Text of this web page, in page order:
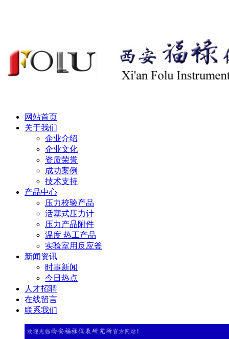
网站首页
关于我们
企业介绍
企业文化
资质荣誉
成功案例
技术支持
产品中心
压力校验产品
活塞式压力计
压力产品附件
温度 热工产品
实验室用反应釜
新闻资讯
时事新闻
今日热点
人才招聘
在线留言
联系我们